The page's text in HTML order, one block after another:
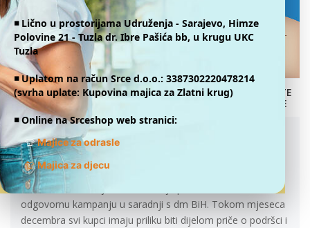
◾️ Lično u prostorijama Udruženja - Sarajevo, Himze
Polovine 21 - Tuzla dr. Ibre Pašića bb, u krugu UKC
Tuzla
◾️ Uplatom na račun Srce d.o.o.: 3387302220478214
(svrha uplate: Kupovina majica za Zlatni krug)
◾️ Online na Srceshop web stranici:
👕Majice za odrasle
👕Majica za djecu
DONATE
ONLINE
LINO I DM UDRUŽUJU SNAGE ZA PODRŠKU
RODITELJSKIM KUĆAMA U SARAJEVU I
TUZLI
01.12.2025.
Podravka BiH u mjesecu darivanja pokreće društveno –
odgovornu kampanju u saradnji s dm BiH. Tokom mjeseca
decembra svi kupci imaju priliku biti dijelom priče o podršci i